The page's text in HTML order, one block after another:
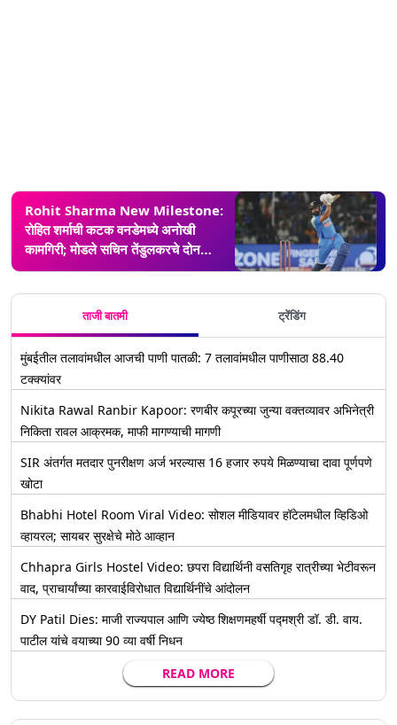
Rohit Sharma New Milestone:
रोहित शर्माची कटक वनडेमध्ये अनोखी
कामगिरी; मोडले सचिन तेंडुलकरचे दोन
विक्रम
ताजी बातमी ट्रेंडिंग
मुंबईतील तलावांमधील आजची पाणी पातळी: 7 तलावांमधील पाणीसाठा 88.40
टक्क्यांवर
Nikita Rawal Ranbir Kapoor: रणबीर कपूरच्या जुन्या वक्तव्यावर अभिनेत्री
निकिता रावल आक्रमक, माफी मागण्याची मागणी
SIR अंतर्गत मतदार पुनरीक्षण अर्ज भरल्यास 16 हजार रुपये मिळण्याचा दावा पूर्णपणे
खोटा
Bhabhi Hotel Room Viral Video: सोशल मीडियावर हॉटेलमधील व्हिडिओ
व्हायरल; सायबर सुरक्षेचे मोठे आव्हान
Chhapra Girls Hostel Video: छपरा विद्यार्थिनी वसतिगृह रात्रीच्या भेटीवरून
वाद, प्राचार्यांच्या कारवाईविरोधात विद्यार्थिनींचे आंदोलन
DY Patil Dies: माजी राज्यपाल आणि ज्येष्ठ शिक्षणमहर्षी पद्मश्री डॉ. डी. वाय.
पाटील यांचे वयाच्या 90 व्या वर्षी निधन
READ MORE